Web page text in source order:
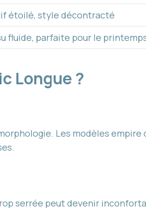
étoilé, style décontracté
fluide, parfaite pour le
Longue ?
Les modèles
serrée peut devenir